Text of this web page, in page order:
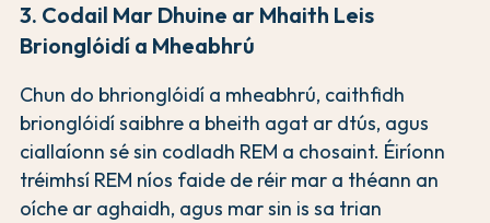
3. Codail Mar Dhuine ar Mhaith Leis
Brionglóidí a Mheabhrú
Chun do bhrionglóidí a mheabhrú, caithfidh
brionglóidí saibhre a bheith agat ar dtús, agus
ciallaíonn sé sin codladh REM a chosaint. Éiríonn
tréimhsí REM níos faide de réir mar a théann an
oíche ar aghaidh, agus mar sin is sa trian